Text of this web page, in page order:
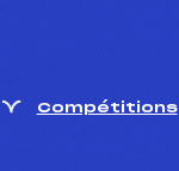
Compétitions